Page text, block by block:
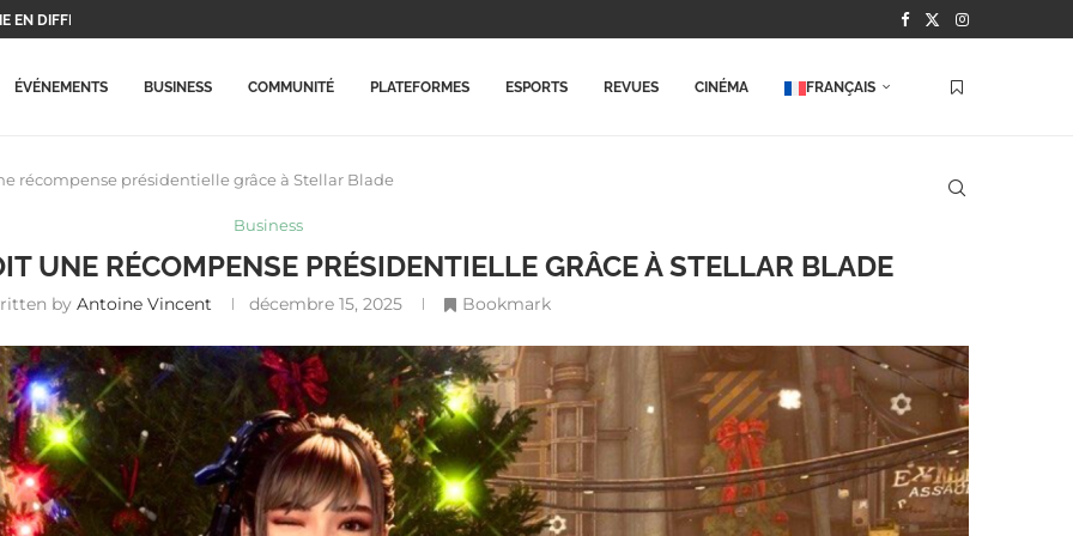
PROTAGONISTES ET...
ÉVÉNEMENTS BUSINESS COMMUNITÉ PLATEFORMES ESPORTS REVUES CINÉMA FRANÇAIS
récompense présidentielle grâce à Stellar Blade
Business
UNE RÉCOMPENSE PRÉSIDENTIELLE GRÂCE À STELLAR BLADE
by Antoine Vincent décembre 15, 2025 Bookmark